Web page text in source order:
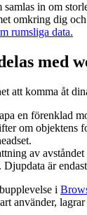
samlas in om
omkring dig
rumsliga data.
med
att komma åt
en förenklad
om objektens
av
är
i
använder,